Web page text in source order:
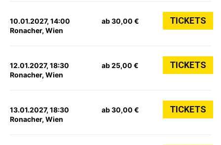
10.01.2027, 14:00
Ronacher, Wien
ab 30,00 € TICKETS
12.01.2027, 18:30
Ronacher, Wien
ab 25,00 € TICKETS
13.01.2027, 18:30
Ronacher, Wien
ab 30,00 € TICKETS